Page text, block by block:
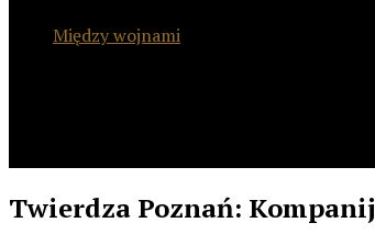
Między wojnami
Twierdza Poznań: